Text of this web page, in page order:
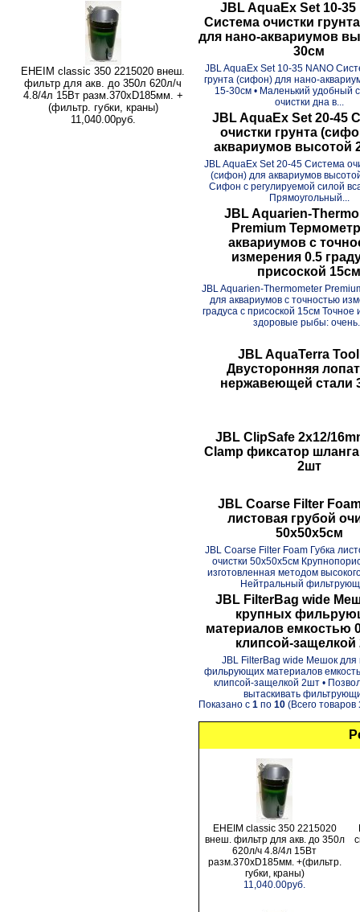
EHEIM classic 350 2215020 внеш.
фильтр для акв. до 350л 620л/ч
4.8/4л 15Вт разм.370хD185мм. +
(фильтр. губки, краны)
11,040.00руб.
JBL AquaEx Set 10-35
Система очистки
для нано-аквариумов
30см
JBL AquaEx Set 10-35 NANO
грунта (сифон) для нано-
15-30см • Маленький удобный
очистки дна в...
JBL AquaEx Set 20-45
очистки грунта
аквариумов высотой
JBL AquaEx Set 20-45 Система
(сифон) для аквариумов
Сифон с регулируемой силой
Прямоугольный...
JBL Aquarien-
Premium
аквариумов с
измерения 0.5
присоской
JBL Aquarien-Thermometer
для аквариумов с точностью
градуса с присоской 15см Точное
здоровые рыбы:
JBL AquaTerra
Двусторонняя
нержавеющей стали
JBL ClipSafe 2x12/
Clamp фиксатор
2шт
JBL Coarse Filter
листовая грубой
50х50х5см
JBL Coarse Filter Foam Губка
очистки 50х50х5см
изготовленная методом
Нейтральный
JBL FilterBag wide
крупных
материалов емкостью
клипсой-защелкой
JBL FilterBag wide Мешок для
фильрующих материалов
клипсой-защелкой 2шт •
вытаскивать
Показано с 1по 10(Всего товаров
EHEIM classic 350 2215020
внеш. фильтр для акв. до 350л
620л/ч 4.8/4л 15Вт
разм.370хD185мм. +(фильтр.
губки, краны)
11,040.00руб.